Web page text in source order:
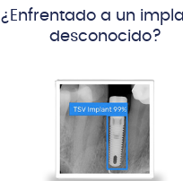
¿Enfrentado a un
desconocido?